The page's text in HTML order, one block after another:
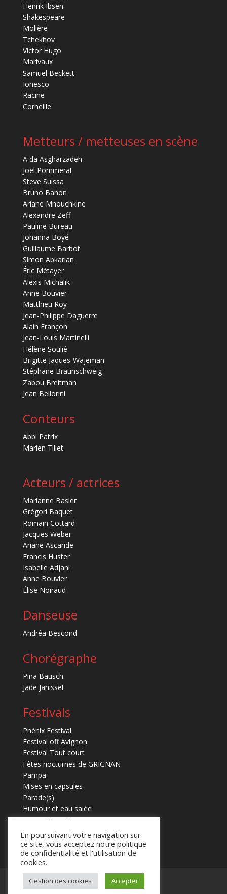
Henrik Ibsen
Shakespeare
Molière
Tchekhov
Victor Hugo
Marivaux
Samuel Beckett
Ionesco
Racine
Corneille
Metteurs / metteuses en scène
Aïda Asgharzadeh
Joël Pommerat
Steve Suissa
Bruno Banon
Ariane Mnouchkine
Alexandre Zeff
Pauline Bureau
Johanna Boyé
Guillaume Barbot
Simon Abkarian
Éric Métayer
Alexis Michalik
Anne Bouvier
Matthieu Roy
Jean-Philippe Daguerre
Alain Françon
Jean-Louis Martinelli
Hélène Soulié
Brigitte Jaques-Wajeman
Stéphane Braunschweig
Zabou Breitman
Jean Bellorini
Conteurs
Abbi Patrix
Marien Tillet
Acteurs / actrices
Marianne Basler
Grégori Baquet
Romain Cottard
Jacques Weber
Ariane Ascaride
Francis Huster
Isabelle Adjani
Anne Bouvier
Élise Noiraud
Danseuse
Andréa Bescond
Chorégraphe
Pina Bausch
Jade Janisset
Festivals
Phénix Festival
Festival off Avignon
Festival Tout court
Fêtes nocturnes de GRIGNAN
Pampa
Mises en capsules
Parade(s)
Humour et eau salée
Marmaille en fugues
Mentions légales Contact
En poursuivant votre navigation sur
ce site, vous acceptez notre politique
de confidentialité et l'utilisation de
cookies.
Gestion des cookies Accepter